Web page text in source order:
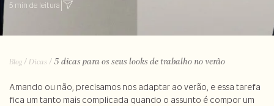
5 min de leitura
Blog / Dicas / 5 dicas para os seus looks de trabalho no verão
Amando ou não, precisamos nos adaptar ao verão, e essa tarefa
fica um tanto mais complicada quando o assunto é compor um